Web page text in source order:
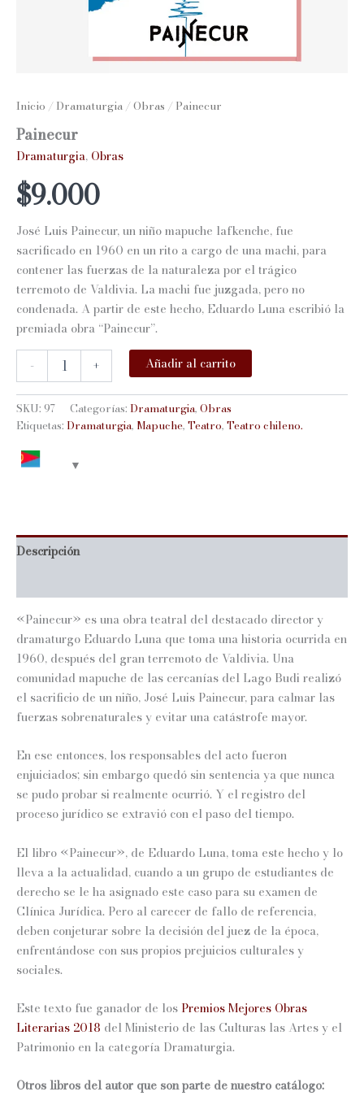
Inicio / Dramaturgia /Obras / Painecur
Painecur
Dramaturgia, Obras
$9.000
José Luis Painecur, un niño mapuche lafkenche, fue
sacrificado en 1960 en un rito a cargo de una machi, para
contener las fuerzas de la naturaleza por el trágico
terremoto de Valdivia. La machi fue juzgada, pero no
condenada. A partir de este hecho, Eduardo Luna escribió la
premiada obra “Painecur”.
-
Painecur
cantidad
+ Añadir al carrito
SKU: 97 Categorías: Dramaturgia, Obras
Etiquetas: Dramaturgia, Mapuche, Teatro, Teatro chileno.
Descripción
«Painecur» es una obra teatral del destacado director y
dramaturgo Eduardo Luna que toma una historia ocurrida en
1960, después del gran terremoto de Valdivia. Una
comunidad mapuche de las cercanías del Lago Budi realizó
el sacrificio de un niño, José Luis Painecur, para calmar las
fuerzas sobrenaturales y evitar una catástrofe mayor.
En ese entonces, los responsables del acto fueron
enjuiciados; sin embargo quedó sin sentencia ya que nunca
se pudo probar si realmente ocurrió. Y el registro del
proceso jurídico se extravió con el paso del tiempo.
El libro «Painecur», de Eduardo Luna, toma este hecho y lo
lleva a la actualidad, cuando a un grupo de estudiantes de
derecho se le ha asignado este caso para su examen de
Clínica Jurídica. Pero al carecer de fallo de referencia,
deben conjeturar sobre la decisión del juez de la época,
enfrentándose con sus propios prejuicios culturales y
sociales.
Este texto fue ganador de los Premios Mejores Obras
Literarias 2018 del Ministerio de las Culturas las Artes y el
Patrimonio en la categoría Dramaturgia.
Otros libros del autor que son parte de nuestro catálogo: